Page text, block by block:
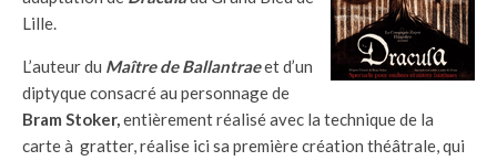
Lille.
L’auteur du Maître de Ballantraeet d’un
diptyque consacré au personnage de
Bram Stoker,entièrement réalisé avec la technique de la
carte à gratter, réalise ici sa première création théâtrale, qui